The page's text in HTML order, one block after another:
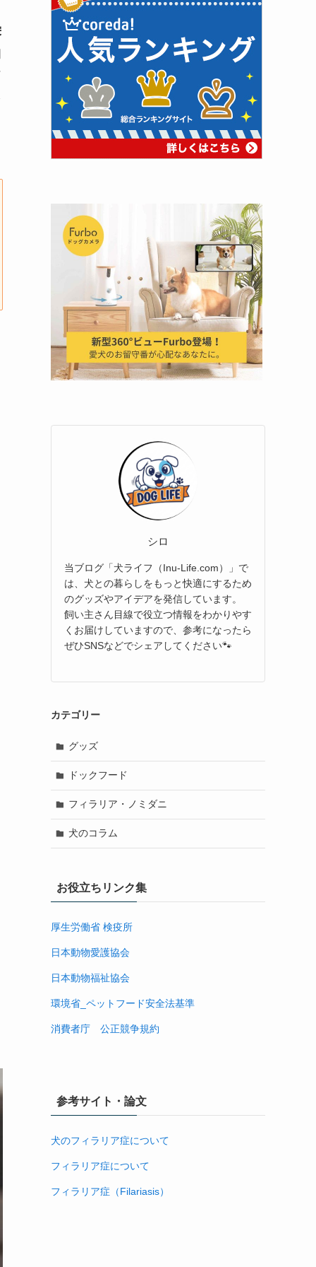
シロ
当ブログ「犬ライフ（Inu-Life.com）」で
は、犬との暮らしをもっと快適にするため
のグッズやアイデアを発信しています。
飼い主さん目線で役立つ情報をわかりやす
くお届けしていますので、参考になったら
ぜひSNSなどでシェアしてください🐾
カテゴリー
グッズ
ドックフード
フィラリア・ノミダニ
犬のコラム
お役立ちリンク集
厚生労働省 検疫所
日本動物愛護協会
日本動物福祉協会
環境省_ペットフード安全法基準
消費者庁 公正競争規約
参考サイト・論文
犬のフィラリア症について
フィラリア症について
フィラリア症（Filariasis）